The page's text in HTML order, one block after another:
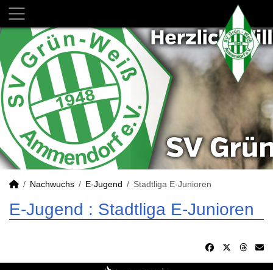
Nachwuchs E-Jugend Stadtliga E-Junioren
E-Jugend : Stadtliga E-Junioren